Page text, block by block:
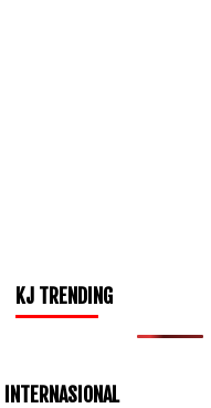
KJ TRENDING
INTERNASIONAL